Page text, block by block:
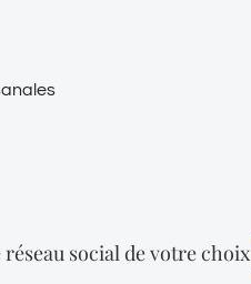
social de votre choix